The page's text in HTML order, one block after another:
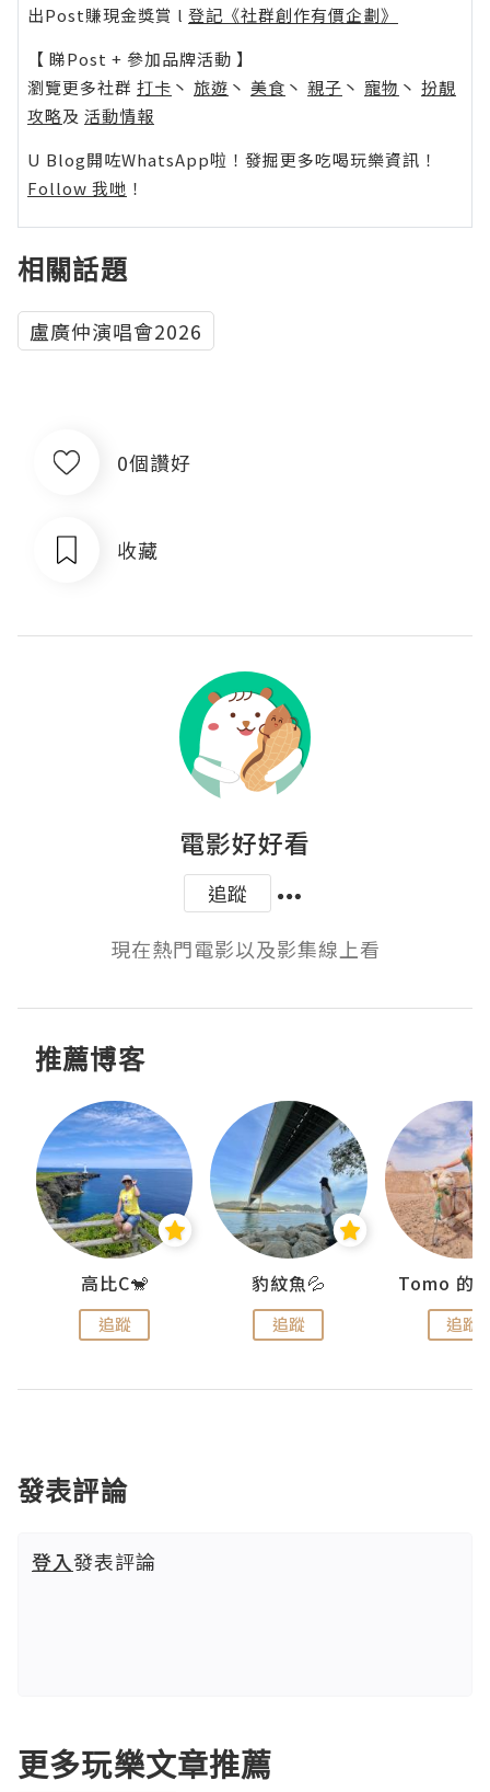
出Post賺現金獎賞 l 登記《社群創作有價企劃》
【 睇Post + 參加品牌活動 】
瀏覽更多社群 打卡 丶 旅遊 丶 美食 丶 親子 丶 寵物 丶 扮靚
攻略及 活動情報
U Blog開咗WhatsApp啦！發掘更多吃喝玩樂資訊！
Follow 我哋 ！
相關話題
盧廣仲演唱會2026
0個讚好
收藏
電影好好看
追蹤
現在熱門電影以及影集線上看
推薦博客
高比C🐒
追蹤
豹紋魚💦
追蹤 追蹤
發表評論
登入發表評論
更多玩樂文章推薦